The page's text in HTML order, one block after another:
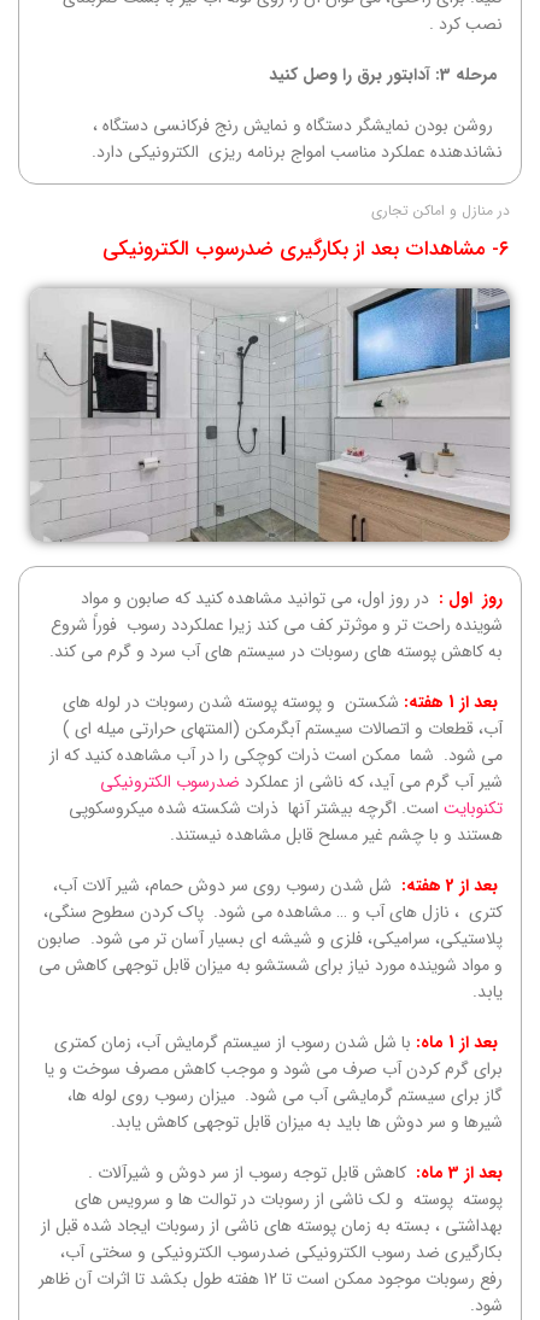
نصب کرد .
مرحله 3: آدابتور برق را وصل کنید
روشن بودن نمایشگر دستگاه و نمایش رنج فرکانسی دستگاه ،
نشاندهنده عملکرد مناسب امواج برنامه ریزی الکترونیکی دارد.
در منازل و اماکن تجاری
۶- مشاهدات بعد از بکارگیری ضدرسوب الکترونیکی​
روز اول : در روز اول، می توانید مشاهده کنید که صابون و مواد
شوینده راحت تر و موثرتر کف می کند زیرا عملکردد رسوب فوراً شروع
به کاهش پوسته های رسوبات در سیستم های آب سرد و گرم می کند.
بعد از 1 هفته
: شکستن و پوسته پوسته شدن رسوبات در لوله های
آب، قطعات و اتصالات سیستم آبگرمکن (المنتهای حرارتی میله ای )
می شود. شما ممکن است ذرات کوچکی را در آب مشاهده کنید که از
شیر آب گرم می آید، که ناشی از عملکرد ضدرسوب الکترونیکی
تکنوبایت است. اگرچه بیشتر آنها ذرات شکسته شده میکروسکوپی
هستند و با چشم غیر مسلح قابل مشاهده نیستند.
بعد از 2 هفته
: شل شدن رسوب روی سر دوش حمام، شیر آلات آب،
کتری ، نازل های آب و … مشاهده می شود. پاک کردن سطوح سنگی،
پلاستیکی، سرامیکی، فلزی و شیشه ای بسیار آسان تر می شود. صابون
و مواد شوینده مورد نیاز برای شستشو به میزان قابل توجهی کاهش می
یابد.
بعد از 1 ماه
: با شل شدن رسوب از سیستم گرمایش آب، زمان کمتری
برای گرم کردن آب صرف می شود و موجب کاهش مصرف سوخت و یا
گاز برای سیستم گرمایشی آب می شود. میزان رسوب روی لوله ها،
شیرها و سر دوش ها باید به میزان قابل توجهی کاهش یابد.
بعد از 3 ماه
: کاهش قابل توجه رسوب از سر دوش و شیرآلات .
پوسته پوسته و لک ناشی از رسوبات در توالت ها و سرویس های
بهداشتی ، بسته به زمان پوسته های ناشی از رسوبات ایجاد شده قبل از
بکارگیری ضد رسوب الکترونیکی ضدرسوب الکترونیکی و سختی آب،
‌رفع رسوبات موجود ممکن است تا 12 هفته طول بکشد تا اثرات آن ظاهر
شود.